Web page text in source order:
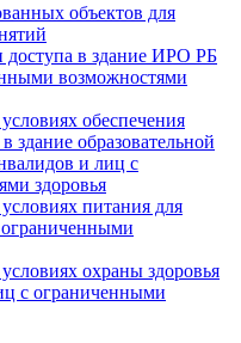
объектов для
в здание ИРО РБ
возможностями
обеспечения
здание образовательной
и лиц с
здоровья
питания для
охраны здоровья
с ограниченными